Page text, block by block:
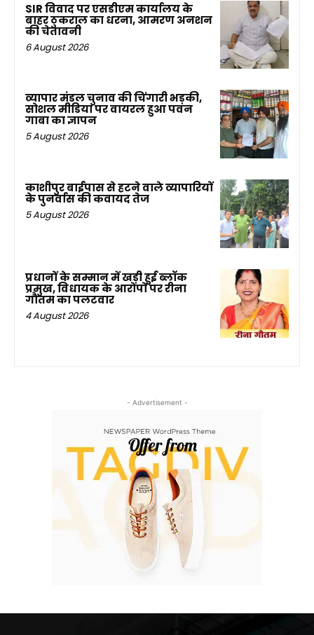
SIR विवाद पर एसडीएम कार्यालय के
बाहर ठुकराल का धरना, आमरण अनशन
की चेतावनी
6 August 2026
व्यापार मंडल चुनाव की चिंगारी भड़की,
सोशल मीडिया पर वायरल हुआ पवन
गाबा का ज्ञापन
5 August 2026
काशीपुर बाईपास से हटने वाले व्यापारियों
के पुनर्वास की कवायद तेज
5 August 2026
प्रधानों के सम्मान में खड़ी हुई ब्लॉक
प्रमुख, विधायक के आरोपों पर रीना
गौतम का पलटवार
4 August 2026
- Advertisement -